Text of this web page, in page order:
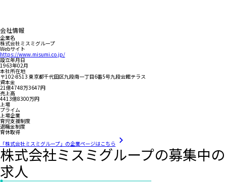
会社情報
企業名
株式会社ミスミグループ
Webサイト
https://www.misumi.co.jp/
設立年月日
1963年02月
本社所在地
〒102-8513 東京都千代田区九段南一丁目6番5号九段会館テラス
資本金
21億4748万3647円
売上高
4413億8300万円
上場
プライム
上場企業
育児支援制度
退職金制度
育休取得
「株式会社ミスミグループ」の企業ページはこちら
株式会社ミスミグループの募集中の
求人